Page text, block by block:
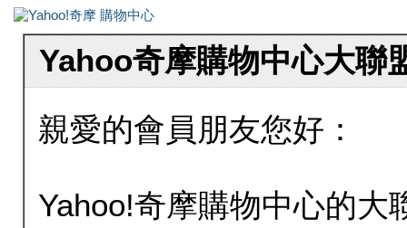
Yahoo奇摩購物中心大聯
親愛的會員朋友您好：
Yahoo!奇摩購物中心的大